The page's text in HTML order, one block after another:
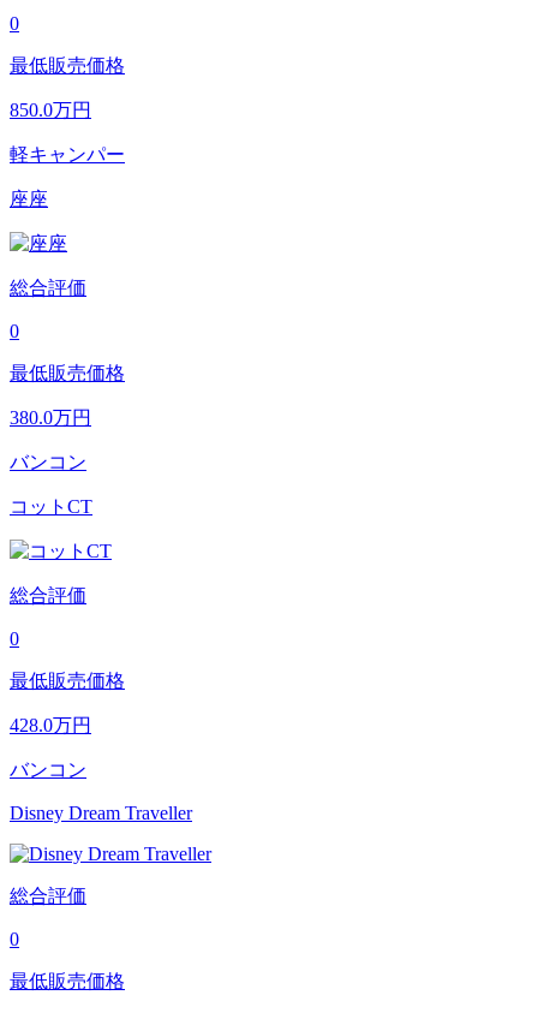
0
最低販売価格
850.0万円
軽キャンパー
座座
総合評価
0
最低販売価格
380.0万円
バンコン
コットCT
総合評価
0
最低販売価格
428.0万円
バンコン
Disney Dream Traveller
総合評価
0
最低販売価格